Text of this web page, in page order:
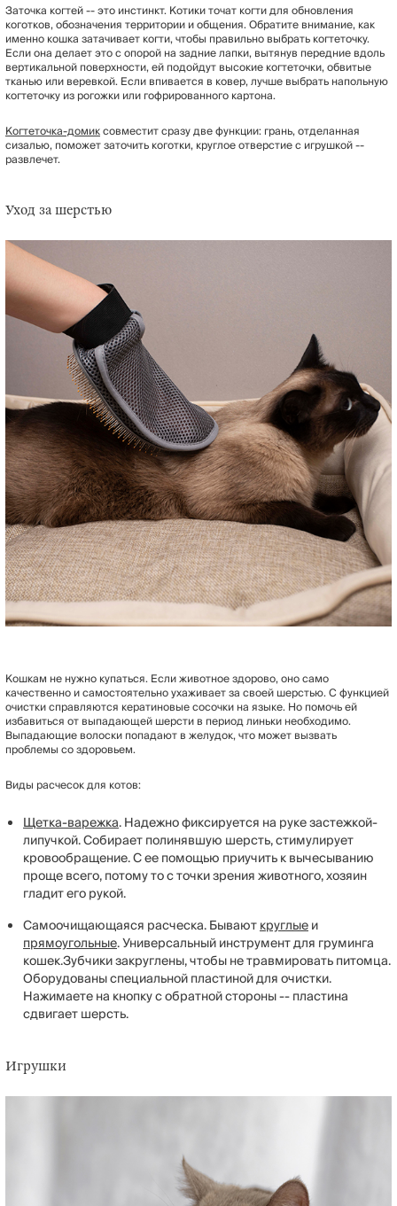
Заточка когтей -- это инстинкт. Котики точат когти для обновления
коготков, обозначения территории и общения. Обратите внимание, как
именно кошка затачивает когти, чтобы правильно выбрать когтеточку.
Если она делает это с опорой на задние лапки, вытянув передние вдоль
вертикальной поверхности, ей подойдут высокие когтеточки, обвитые
тканью или веревкой. Если впивается в ковер, лучше выбрать напольную
когтеточку из рогожки или гофрированного картона.
Когтеточка-домиксовместит сразу две функции: грань, отделанная
сизалью, поможет заточить коготки, круглое отверстие с игрушкой --
развлечет.
Уход за шерстью
Кошкам не нужно купаться. Если животное здорово, оно само
качественно и самостоятельно ухаживает за своей шерстью. С функцией
очистки справляются кератиновые сосочки на языке. Но помочь ей
избавиться от выпадающей шерсти в период линьки необходимо.
Выпадающие волоски попадают в желудок, что может вызвать
проблемы со здоровьем.
Виды расчесок для котов:
Щетка-варежка. Надежно фиксируется на руке застежкой-
липучкой. Собирает полинявшую шерсть, стимулирует
кровообращение. С ее помощью приучить к вычесыванию
проще всего, потому то с точки зрения животного, хозяин
гладит его рукой.
Самоочищающаяся расческа. Бываюткруглыеи
прямоугольные. Универсальный инструмент для груминга
кошек.Зубчики закруглены, чтобы не травмировать питомца.
Оборудованы специальной пластиной для очистки.
Нажимаете на кнопку с обратной стороны -- пластина
сдвигает шерсть.
Игрушки